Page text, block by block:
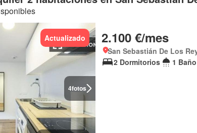
4fotos
Actualizado 2.100 €/mes
San Sebastián De Los
2 Dormitorios
1 Baño